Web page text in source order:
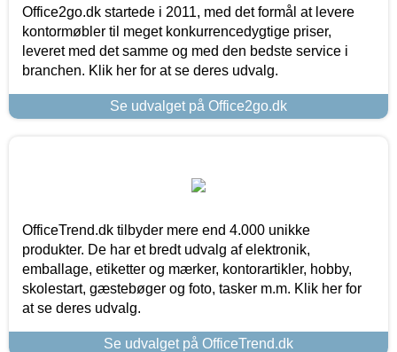
Office2go.dk startede i 2011, med det formål at levere
kontormøbler til meget konkurrencedygtige priser,
leveret med det samme og med den bedste service i
branchen. Klik her for at se deres udvalg.
Se udvalget på Office2go.dk
OfficeTrend.dk tilbyder mere end 4.000 unikke
produkter. De har et bredt udvalg af elektronik,
emballage, etiketter og mærker, kontorartikler, hobby,
skolestart, gæstebøger og foto, tasker m.m. Klik her for
at se deres udvalg.
Se udvalget på OfficeTrend.dk